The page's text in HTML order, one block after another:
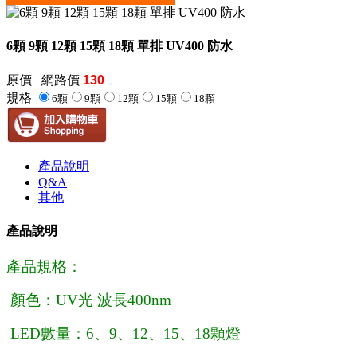
6顆 9顆 12顆 15顆 18顆 單排 UV400 防水
原價 網路價 130
規格
6顆 9顆 12顆 15顆 18顆
產品說明
Q&A
其他
產品說明
產品規格：
顏色：UV光 波長400nm
LED數量：6、9、12、15、18顆燈